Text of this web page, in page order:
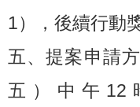
1），後續行動
五、提案申請
五）中午12